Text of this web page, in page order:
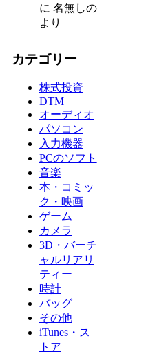
に 名無しの
より
カテゴリー
株式投資
DTM
オーディオ
パソコン
入力機器
PCのソフト
音楽
本・コミッ
ク・映画
ゲーム
カメラ
3D・バーチ
ャルリアリ
ティー
時計
バッグ
その他
iTunes・ス
トア